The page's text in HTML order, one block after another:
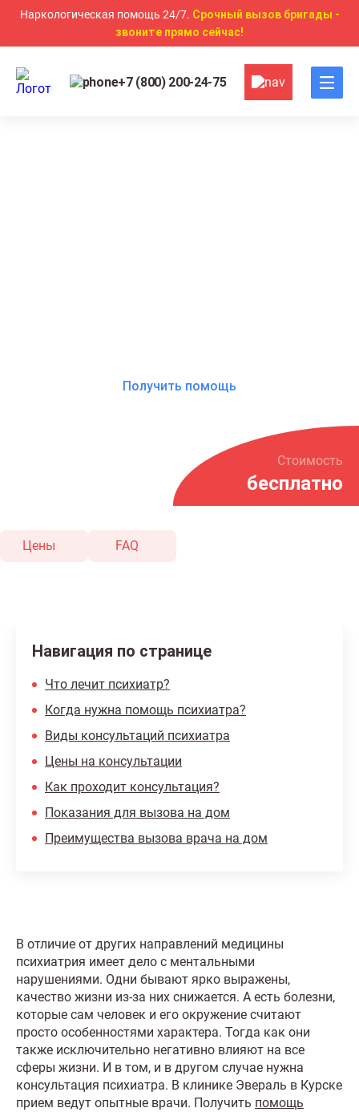
Наркологическая помощь 24/7. Срочный вызов бригады -
звоните прямо сейчас!
+7 (800) 200-24-75
Получить помощь
Стоимость
бесплатно
Цены FAQ
Навигация по странице
Что лечит психиатр?
Когда нужна помощь психиатра?
Виды консультаций психиатра
Цены на консультации
Как проходит консультация?
Показания для вызова на дом
Преимущества вызова врача на дом
В отличие от других направлений медицины
психиатрия имеет дело с ментальными
нарушениями. Одни бывают ярко выражены,
качество жизни из-за них снижается. А есть болезни,
которые сам человек и его окружение считают
просто особенностями характера. Тогда как они
также исключительно негативно влияют на все
сферы жизни. И в том, и в другом случае нужна
консультация психиатра. В клинике Эвераль в Курске
прием ведут опытные врачи. Получить помощь